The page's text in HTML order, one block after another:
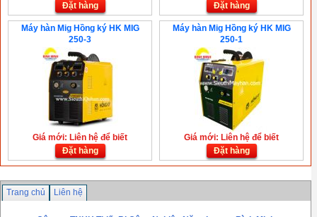
Đặt hàng
Đặt hàng
Máy hàn Mig Hồng ký HK MIG
250-3
Giá mới: Liên hệ để biết
Đặt hàng
Máy hàn Mig Hồng ký HK MIG
250-1
Giá mới: Liên hệ để biết
Đặt hàng
Trang chủ Liên hệ